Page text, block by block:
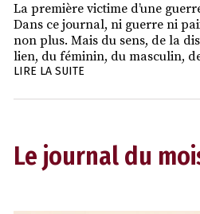
La première victime d’une
Dans ce journal, ni guerre ni
non plus. Mais du sens, de la
lien, du féminin, du masculin,
LIRE LA SUITE
Le journal du